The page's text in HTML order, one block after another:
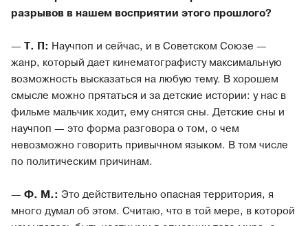
разрывов в нашем восприятии этого прошлого?
— Т. П: Научпоп и сейчас, и в Советском Союзе —
жанр, который дает кинематографисту максимальную
возможность высказаться на любую тему. В хорошем
смысле можно прятаться и за детские истории: у нас в
фильме мальчик ходит, ему снятся сны. Детские сны и
научпоп — это форма разговора о том, о чем
невозможно говорить привычном языком. В том числе
по политическим причинам.
— Ф. М.: Это действительно опасная территория, я
много думал об этом. Считаю, что в той мере, в которой